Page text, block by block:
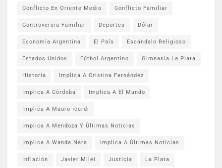
Conflicto En Oriente Medio Conflicto Familiar
Controversia Familiar Deportes Dólar
Economía Argentina El País Escándalo Religioso
Estados Unidos Fútbol Argentino Gimnasia La Plata
Historia Implica A Cristina Fernández
Implica A Córdoba Implica A El Mundo
Implica A Mauro Icardi
Implica A Mendoza Y Últimas Noticias
Implica A Wanda Nara Implica A Últimas Noticias
Inflación Javier Milei Justicia La Plata